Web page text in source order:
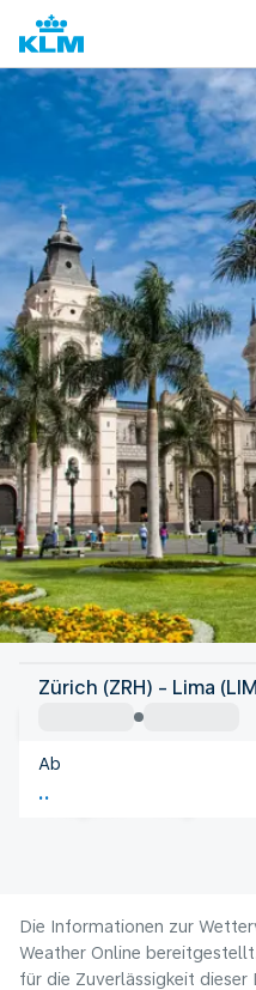
Peru
Peru
Flugzeit
Zürich (ZRH) - Lima
Ab
Die Informationen zur
Weather Online
für die Zuverlässigkeit dieser